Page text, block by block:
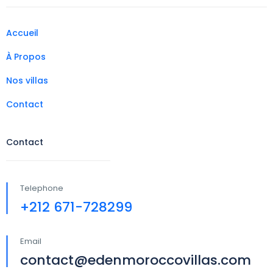
Accueil
À Propos
Nos villas
Contact
Contact
Telephone
+212 671-728299
Email
contact@edenmoroccovillas.com